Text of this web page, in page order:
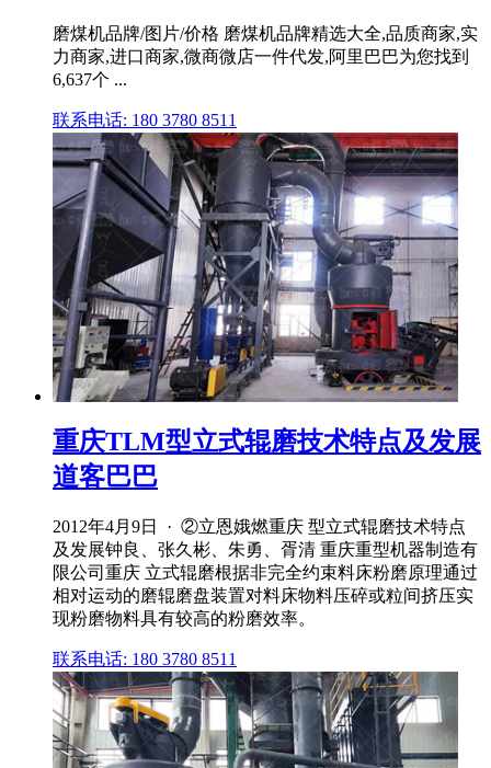
磨煤机品牌/图片/价格 磨煤机品牌精选大全,品质商家,实
力商家,进口商家,微商微店一件代发,阿里巴巴为您找到
6,637个 ...
联系电话: 180 3780 8511
重庆TLM型立式辊磨技术特点及发展
道客巴巴
2012年4月9日 · ②立恩娥燃重庆 型立式辊磨技术特点
及发展钟良、张久彬、朱勇、胥清 重庆重型机器制造有
限公司重庆 立式辊磨根据非完全约束料床粉磨原理通过
相对运动的磨辊磨盘装置对料床物料压碎或粒间挤压实
现粉磨物料具有较高的粉磨效率。
联系电话: 180 3780 8511